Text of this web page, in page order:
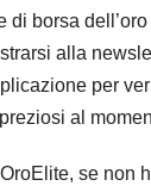
di borsa
alla
per
al
se non